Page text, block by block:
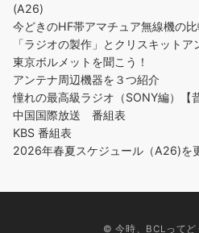
(A26)
今どきのHF帯アマチュア無線機の
「ラジオの製作」とクリスキットア
東京ボルメットを聞こう！
アンテナ周辺機器を３つ紹介
憧れの最高級ラジオ（SONY編）【
中国国際放送 番組表
KBS 番組表
2026年春夏スケジュール（A26)を
© 今時、BCLってど